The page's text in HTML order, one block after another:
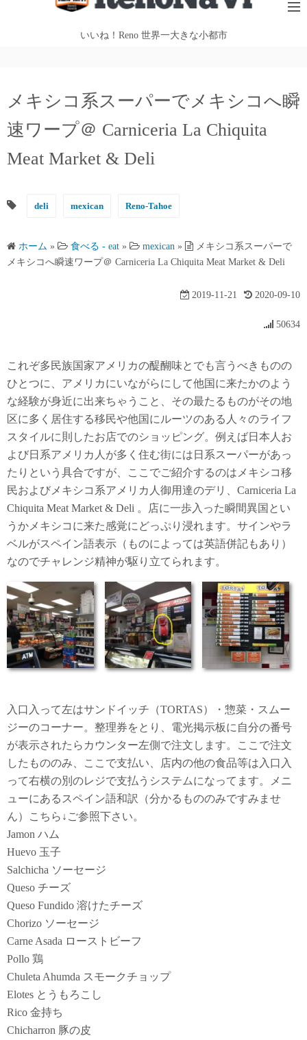
プ
いいね！Reno 世界一大きな小都市
メキシコ系スーパーでメキシコへ瞬
速ワープ＠ Carniceria La Chiquita
Meat Market & Deli
deli mexican Reno-Tahoe
ホーム » 食べる - eat » mexican »
メキシコ系スーパーで
メキシコへ瞬速ワープ＠ Carniceria La Chiquita Meat Market & Deli
2019-11-21 2020-09-10
50634
これぞ多民族国家アメリカの醍醐味とでも言うべきものの
ひとつに、アメリカにいながらにして他国に来たかのよう
な経験が身近に出来ちゃうこと、その最たるものがその地
区に多く居住する移民や他国にルーツのある人々のライフ
スタイルに則したお店でのショッピング。例えば日本人お
よび日系アメリカ人が多く住む街には日系スーパーがあっ
たりという具合ですが、ここでご紹介するのはメキシコ移
民およびメキシコ系アメリカ人御用達のデリ、Carniceria La
Chiquita Meat Market & Deli 。店に一歩入った瞬間異国とい
うかメキシコに来た感覚にどっぷり浸れます。サインやラ
ベルがスペイン語表示（ものによっては英語併記もあり）
なのでチャレンジ精神が駆り立てられます。
入口入って左はサンドイッチ（TORTAS）・惣菜・スムー
ジーのコーナー。整理券をとり、電光掲示板に自分の番号
が表示されたらカウンター左側で注文します。ここで注文
したもののみ、ここで支払い、店内の他の食品等は入口入
って右横の別のレジで支払うシステムになってます。メニ
ューにあるスペイン語和訳（分かるもののみですみませ
ん）こちら↓ご参照下さい。
Jamon ハム
Huevo 玉子
Salchicha ソーセージ
Queso チーズ
Queso Fundido 溶けたチーズ
Chorizo ソーセージ
Carne Asada ローストビーフ
Pollo 鶏
Chuleta Ahumda スモークチョップ
Elotes とうもろこし
Rico 金持ち
Chicharron 豚の皮